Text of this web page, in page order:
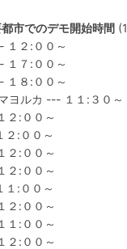
市でのデモ開始時間
１２:００～
１７:００～
１８:００～
ヨルカ --- １１:３０～
２:００～
:００～
２:００～
２:００～
:００～
２:００～
１:００～
２:００～